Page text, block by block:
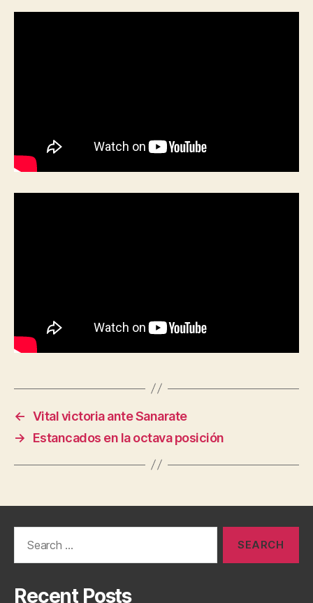
← Vital victoria ante Sanarate
→
Estancados en la octava posición
Recent Posts